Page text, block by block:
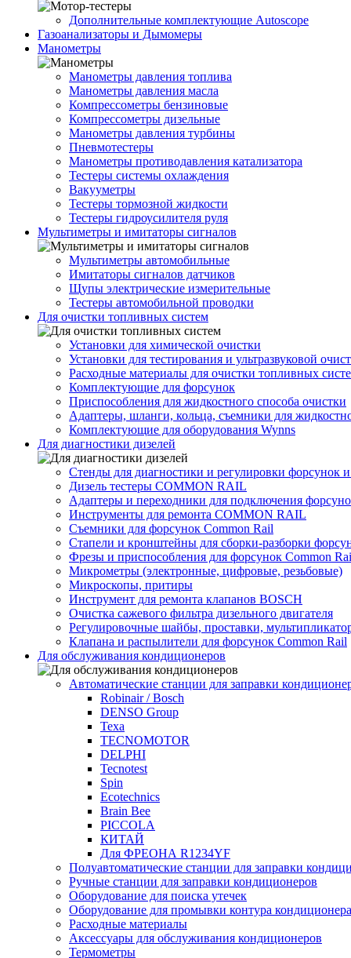
Дополнительные комплектующие Autoscope
Газоанализаторы и Дымомеры
Манометры
Манометры давления топлива
Манометры давления масла
Компрессометры бензиновые
Компрессометры дизельные
Манометры давления турбины
Пневмотестеры
Манометры противодавления катализатора
Тестеры системы охлаждения
Вакууметры
Тестеры тормозной жидкости
Тестеры гидроусилителя руля
Мультиметры и имитаторы сигналов
Мультиметры автомобильные
Имитаторы сигналов датчиков
Щупы электрические измерительные
Тестеры автомобильной проводки
Для очистки топливных систем
Установки для химической очистки
Установки для тестирования и ультразвуковой
Расходные материалы для очистки топливных
Комплектующие для форсунок
Приспособления для жидкостного способа очистки
Адаптеры, шланги, кольца, съемники для
Комплектующие для оборудования Wynns
Для диагностики дизелей
Стенды для диагностики и регулировки форсунок
Дизель тестеры COMMON RAIL
Адаптеры и переходники для подключения
Инструменты для ремонта COMMON RAIL
Съемники для форсунок Common Rail
Стапели и кронштейны для сборки-разборки
Фрезы и приспособления для форсунок Common
Микрометры (электронные, цифровые, резьбовые)
Микроскопы, притиры
Инструмент для ремонта клапанов BOSCH
Очистка сажевого фильтра дизельного двигателя
Регулировочные шайбы, проставки,
Клапана и распылители для форсунок Common Rаil
Для обслуживания кондиционеров
Автоматические станции для заправки
Robinair / Bosch
DENSO Group
Texa
TECNOMOTOR
DELPHI
Tecnotest
Spin
Ecotechnics
Brain Bee
PICCOLA
КИТАЙ
Для ФРЕОНА R1234YF
Полуавтоматические станции для заправки
Ручные станции для заправки кондиционеров
Оборудование для поиска утечек
Оборудование для промывки контура кондиционера
Расходные материалы
Аксессуары для обслуживания кондиционеров
Термометры